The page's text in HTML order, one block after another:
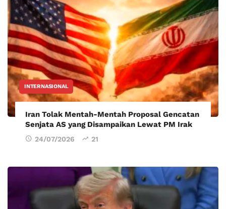
INTERNASIONAL
Iran Tolak Mentah-Mentah Proposal Gencatan
Senjata AS yang Disampaikan Lewat PM Irak
24/07/2026 21